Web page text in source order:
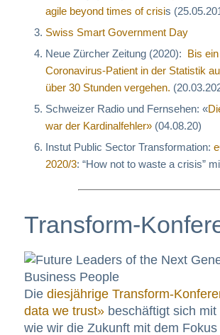
agile beyond times of crisis
Swiss Smart Government Day
Neue Zürcher Zeitung (2020): Bis
Coronavirus-Patient in der Statistik
über 30 Stunden vergehen.
Schweizer Radio und Fernsehen: «
war der Kardinalfehler»(04.08.20)
Instut Public Sector Transformation:
2020/3: “How not to waste a crisis”
Transform-
Die diesjährige Transform-
data we trust»beschäftigt sich mit
wie wir die Zukunft mit dem